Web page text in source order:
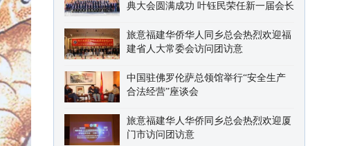
典大会圆满成功 叶钰民荣任新一届会长
旅意福建华侨华人同乡总会热烈欢迎福
建省人大常委会访问团访意
中国驻佛罗伦萨总领馆举行“安全生产
合法经营”座谈会
旅意福建华人华侨同乡总会热烈欢迎厦
门市访问团访意